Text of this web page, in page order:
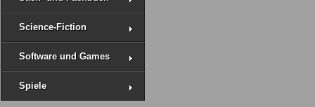
Science-Fiction
Software und Games
Spiele